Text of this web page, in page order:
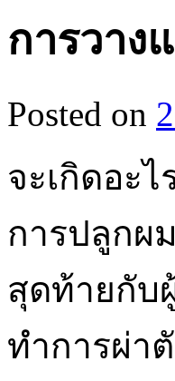
การวาง
Posted on
จะเกิดอะ
การปลูกผ
สุดท้ายกับ
ทำการผ่า